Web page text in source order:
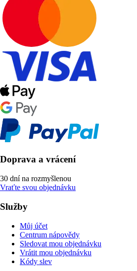
Doprava a vrácení
30 dní na rozmyšlenou
Vraťte svou objednávku
Služby
Můj účet
Centrum nápovědy
Sledovat mou objednávku
Vrátit mou objednávku
Kódy slev